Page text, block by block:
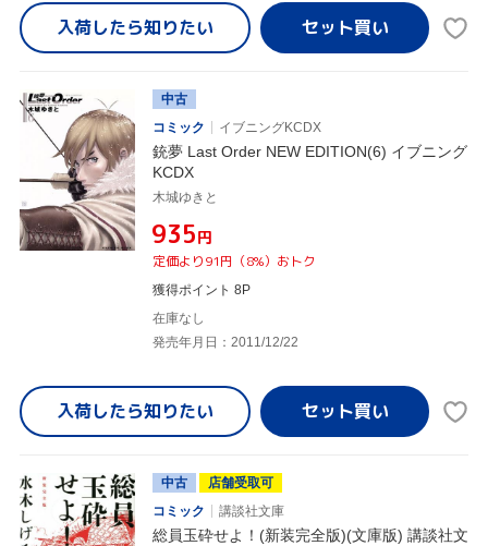
入荷したら知りたい
中古
コミック
イブニングKCDX
銃夢 Last Order NEW EDITION(6) イブニング
KCDX
木城ゆきと
¥935円
定価より91円（8%）おトク
獲得ポイント 8P
在庫なし
発売年月日：2011/12/22
入荷したら知りたい
中古
店舗受取可
コミック
講談社文庫
総員玉砕せよ！(新装完全版)(文庫版) 講談社文